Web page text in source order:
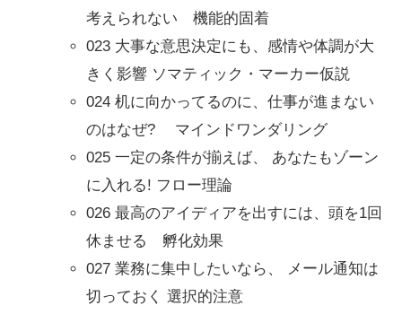
考えられない 機能的固着
023 大事な意思決定にも、感情や体調が大
きく影響 ソマティック・マーカー仮説
024 机に向かってるのに、仕事が進まない
のはなぜ? マインドワンダリング
025 一定の条件が揃えば、 あなたもゾーン
に入れる! フロー理論
026 最高のアイディアを出すには、頭を1回
休ませる 孵化効果
027 業務に集中したいなら、 メール通知は
切っておく 選択的注意